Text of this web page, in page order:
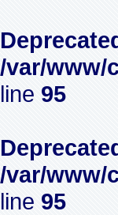
/var/www/
line 95
/var/www/
line 95